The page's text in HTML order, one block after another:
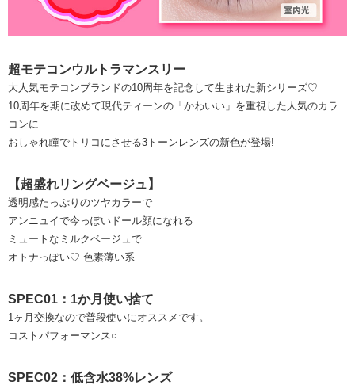
超モテコンウルトラマンスリー
大人気モテコンブランドの10周年を記念して生まれた新シリーズ♡
10周年を期に改めて現代ティーンの「かわいい」を重視した人気のカラ
コンに
おしゃれ瞳でトリコにさせる3トーンレンズの新色が登場!
【超盛れリングベージュ】
透明感たっぷりのツヤカラーで
アンニュイで今っぽいドール顔になれる
ミュートなミルクベージュで
オトナっぽい♡ 色素薄い系
SPEC01：1か月使い捨て
1ヶ月交換なので普段使いにオススメです。
コストパフォーマンス○
SPEC02：低含水38%レンズ